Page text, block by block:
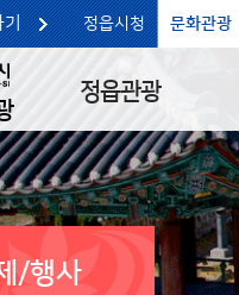
기 정읍시청 문화관광
정읍관광
/행사